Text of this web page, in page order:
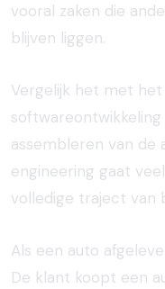
vooral zaken die
blijven liggen.
Vergelijk het met
assembleren van de
engineering gaat
volledige traject van
Als een auto
De klant koopt een